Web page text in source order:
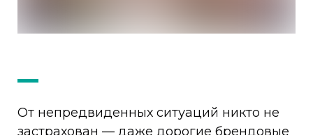
От непредвиденных ситуаций никто не
застрахован — даже дорогие брендовые